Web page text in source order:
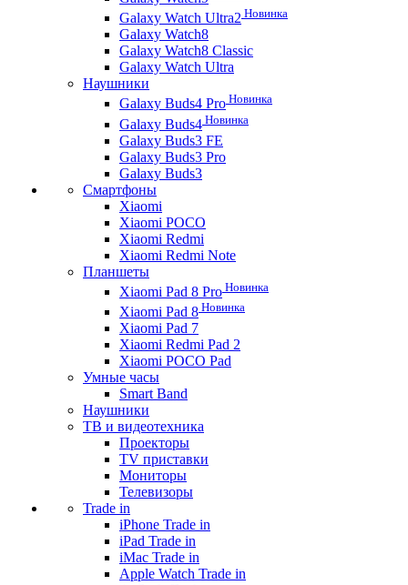
Galaxy Watch Ultra2 Новинка
Galaxy Watch8
Galaxy Watch8 Classic
Galaxy Watch Ultra
Наушники
Galaxy Buds4 Pro Новинка
Galaxy Buds4 Новинка
Galaxy Buds3 FE
Galaxy Buds3 Pro
Galaxy Buds3
Смартфоны
Xiaomi
Xiaomi POCO
Xiaomi Redmi
Xiaomi Redmi Note
Планшеты
Xiaomi Pad 8 Pro Новинка
Xiaomi Pad 8 Новинка
Xiaomi Pad 7
Xiaomi Redmi Pad 2
Xiaomi POCO Pad
Умные часы
Smart Band
Наушники
ТВ и видеотехника
Проекторы
TV приставки
Мониторы
Телевизоры
Trade in
iPhone Trade in
iPad Trade in
iMac Trade in
Apple Watch Trade in